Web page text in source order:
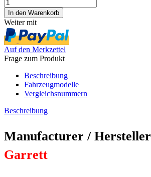
Weiter mit
Auf den Merkzettel
Frage zum Produkt
Beschreibung
Fahrzeugmodelle
Vergleichsnummern
Beschreibung
Manufacturer / Hersteller
Garrett